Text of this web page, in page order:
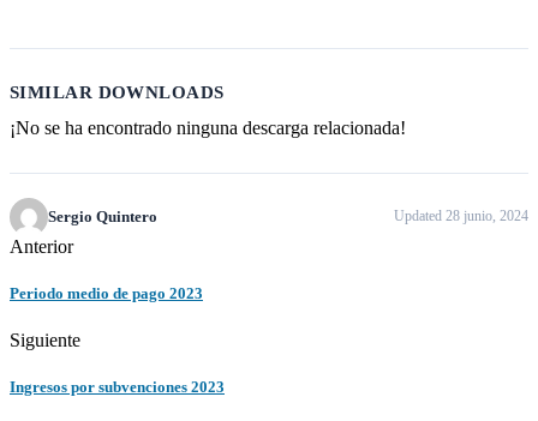
SIMILAR DOWNLOADS
¡No se ha encontrado ninguna descarga relacionada!
Sergio Quintero Updated 28 junio, 2024
Anterior
Periodo medio de pago 2023
Siguiente
Ingresos por subvenciones 2023